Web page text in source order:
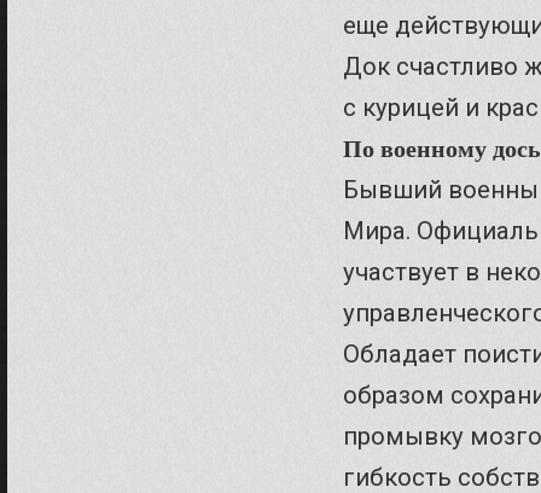
еще
Док счастливо
с курицей и
По военному
Бывший
Мира.
участвует в
Обладает
образом
промывку
гибкость